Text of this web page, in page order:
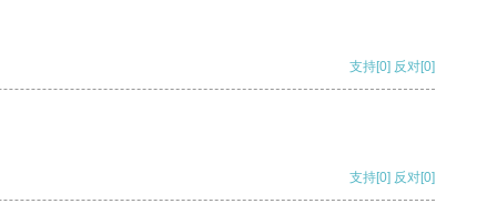
支持[0] 反对[0]
支持[0] 反对[0]